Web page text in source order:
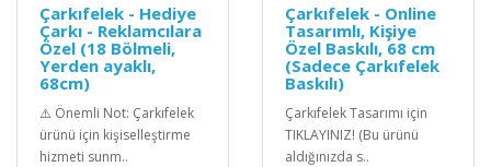
Çarkıfelek - Hediye
Çarkı - Reklamcılara
Özel (18 Bölmeli,
Yerden ayaklı,
68cm)
⚠️ Önemli Not: Çarkıfelek
ürünü için kişiselleştirme
hizmeti sunm..
Çarkıfelek - Online
Tasarımlı, Kişiye
Özel Baskılı, 68 cm
(Sadece Çarkıfelek
Baskılı)
Çarkıfelek Tasarımı için
TIKLAYINIZ! (Bu ürünü
aldığınızda s..